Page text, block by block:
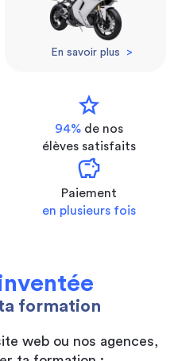
En savoir plus >
star
94% de nos
élèves satisfaits
savings
Paiement
en plusieurs fois
formation
web ou nos agences,